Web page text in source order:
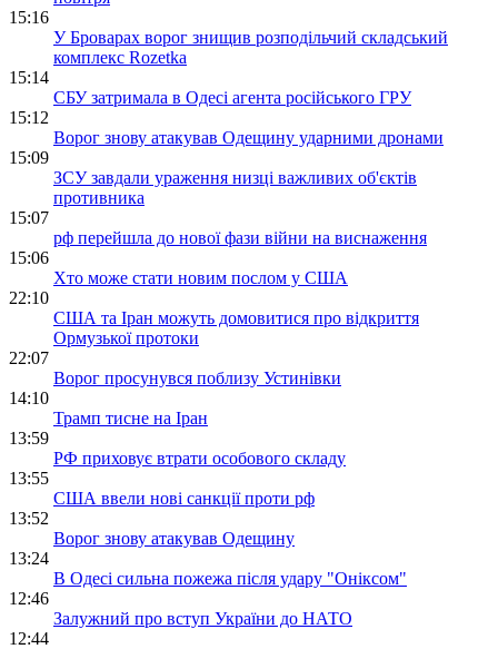
15:16
У Броварах ворог знищив розподільчий складський
комплекс Rozetka
15:14
СБУ затримала в Одесі агента російського ГРУ
15:12
Ворог знову атакував Одещину ударними дронами
15:09
ЗСУ завдали ураження низці важливих об'єктів
противника
15:07
рф перейшла до нової фази війни на виснаження
15:06
Хто може стати новим послом у США
22:10
США та Іран можуть домовитися про відкриття
Ормузької протоки
22:07
Ворог просунувся поблизу Устинівки
14:10
Трамп тисне на Іран
13:59
РФ приховує втрати особового складу
13:55
США ввели нові санкції проти рф
13:52
Ворог знову атакував Одещину
13:24
В Одесі сильна пожежа після удару "Оніксом"
12:46
Залужний про вступ України до НАТО
12:44